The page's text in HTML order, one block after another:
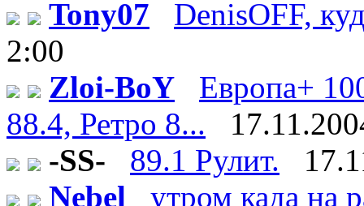
Tony07
DenisOFF,
2:00
Zloi-BoY
Европа+
88.4, Ретро 8...
-SS-
89.1 Рулит.
Nebel
утром када на